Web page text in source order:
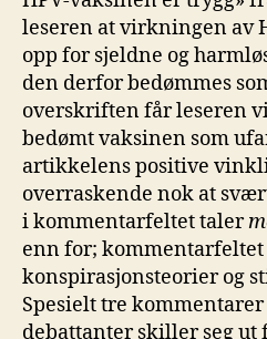
leseren at virkningen av
opp for sjeldne og
den derfor bedømmes
overskriften får leseren
bedømt vaksinen som
artikkelens positive
overraskende nok at
i kommentarfeltet taler
enn for;
konspirasjonsteorier og
Spesielt tre
debattanter skiller seg ut